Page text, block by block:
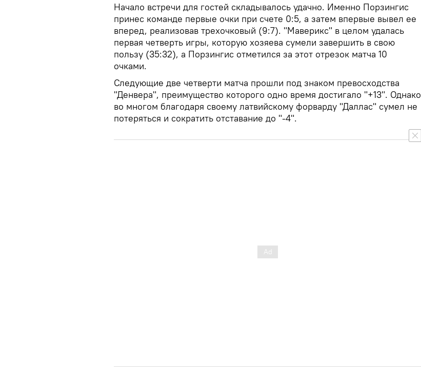
Начало встречи для гостей складывалось удачно. Именно Порзингис
принес команде первые очки при счете 0:5, а затем впервые вывел ее
вперед, реализовав трехочковый (9:7). "Маверикс" в целом удалась
первая четверть игры, которую хозяева сумели завершить в свою
пользу (35:32), а Порзингис отметился за этот отрезок матча 10
очками.
Следующие две четверти матча прошли под знаком превосходства
"Денвера", преимущество которого одно время достигало "+13". Однако
во многом благодаря своему латвийскому форварду "Даллас" сумел не
потеряться и сократить отставание до "-4".